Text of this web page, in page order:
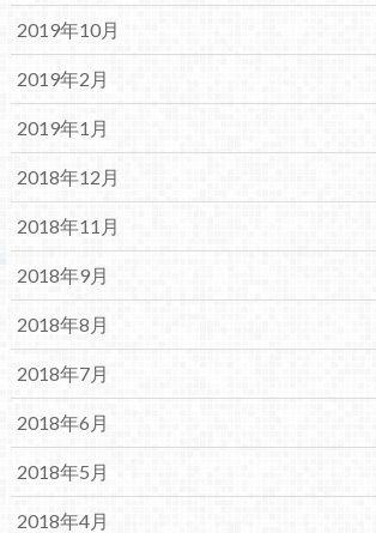
2019年10月
2019年2月
2019年1月
2018年12月
2018年11月
2018年9月
2018年8月
2018年7月
2018年6月
2018年5月
2018年4月